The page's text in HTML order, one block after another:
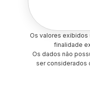
Os valores exibidos
finalidade
Os dados não
ser considerados